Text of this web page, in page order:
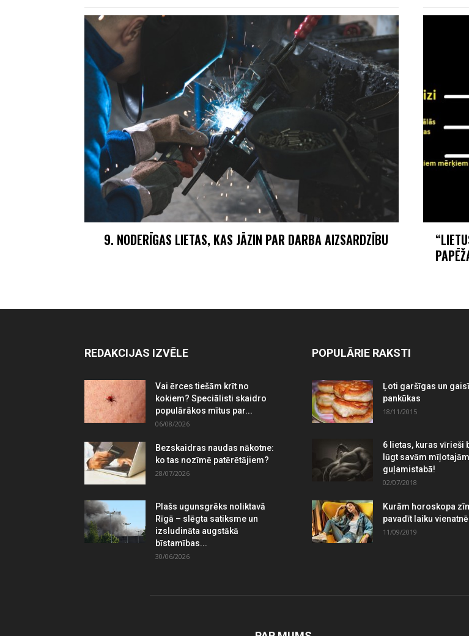
9. NODERĪGAS LIETAS, KAS JĀZIN PAR DARBA AIZSARDZĪBU
REDAKCIJAS IZVĒLE
Vai ērces tiešām krīt no
kokiem? Speciālisti skaidro
populārākos mītus par...
06/08/2026
Bezskaidras naudas nākotne:
ko tas nozīmē patērētājiem?
28/07/2026
Plašs ugunsgrēks noliktavā
Rīgā – slēgta satiksme un
izsludināta augstākā
bīstamības...
30/06/2026
POPULĀRIE RAKSTI
Ļoti garšīgas un
pankūkas
18/11/2015
6 lietas, kuras vīrieši
lūgt savām mīļotajām
guļamistabā!
02/07/2018
Kurām horoskopa
pavadīt laiku
11/09/2019